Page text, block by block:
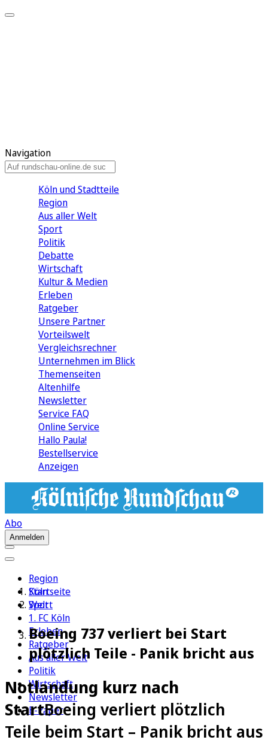
Navigation
Köln und Stadtteile
Region
Aus aller Welt
Sport
Politik
Debatte
Wirtschaft
Kultur & Medien
Erleben
Ratgeber
Unsere Partner
Vorteilswelt
Vergleichsrechner
Unternehmen im Blick
Themenseiten
Altenhilfe
Newsletter
Service FAQ
Online Service
Hallo Paula!
Bestellservice
Anzeigen
Abo
Anmelden
Region
Köln
Sport
1. FC Köln
Erleben
Ratgeber
Aus aller Welt
Politik
Wirtschaft
Newsletter
E-Paper
Startseite
Welt
Boeing 737 verliert bei Start
plötzlich Teile - Panik bricht aus
Notlandung kurz nach
StartBoeing verliert plötzlich
Teile beim Start – Panik bricht aus